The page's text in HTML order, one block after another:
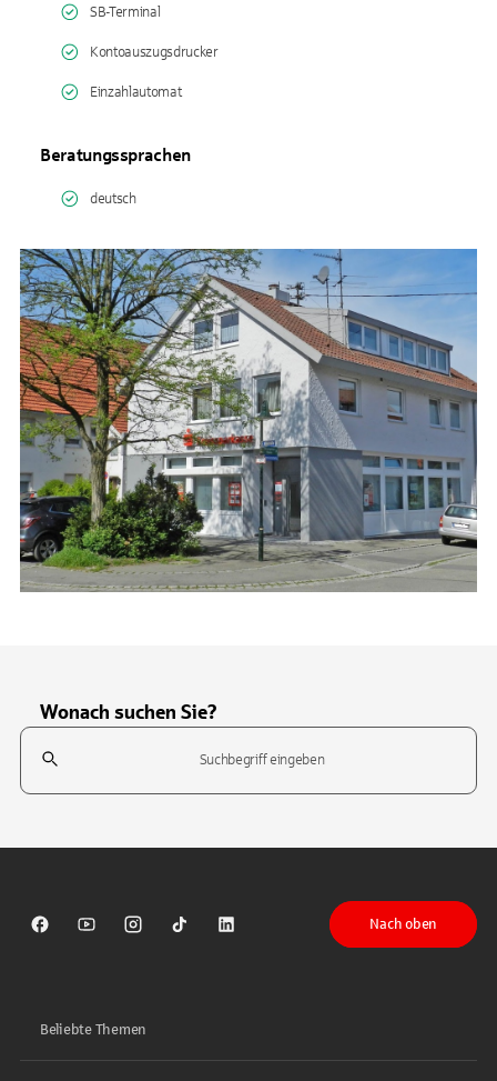
SB-Terminal
Kontoauszugsdrucker
Einzahlautomat
Beratungssprachen
deutsch
Wonach suchen Sie?
Suchfeld
Sparkasse auf Facebook
Sparkasse auf Youtube
Sparkasse auf Instagram
Sparkasse auf TikTok
Sparkasse auf LinkedIn
Nach oben
Beliebte Themen